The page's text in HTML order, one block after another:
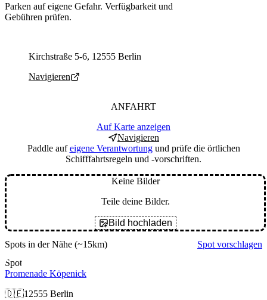
Parken auf eigene Gefahr. Verfügbarkeit und
Gebühren prüfen.
Kirchstraße 5-6, 12555 Berlin
Navigieren
ANFAHRT
Auf Karte anzeigen
Navigieren
Paddle aufeigene Verantwortungund prüfe die örtlichen
Schifffahrtsregeln und -vorschriften.
Keine Bilder
Teile deine Bilder.
Bild hochladen
Spots in der Nähe (~15km)
Spot vorschlagen
Spot
Promenade Köpenick
🇩🇪12555 Berlin